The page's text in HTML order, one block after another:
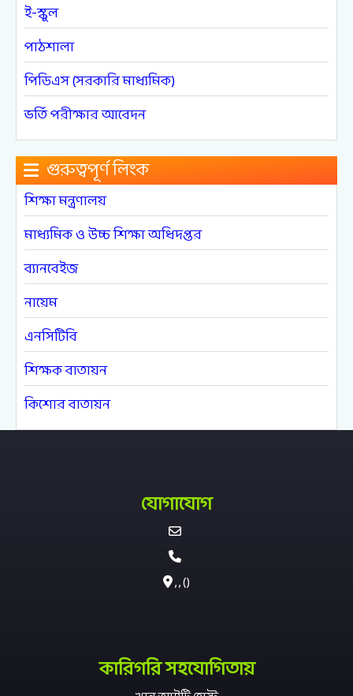
ই-স্কুল
পাঠশালা
পিডিএস (সরকারি মাধ্যমিক)
ভর্তি পরীক্ষার আবেদন
গুরুত্বপূর্ণ লিংক
শিক্ষা মন্ত্রণালয়
মাধ্যমিক ও উচ্চ শিক্ষা অধিদপ্তর
ব্যানবেইজ
নায়েম
এনসিটিবি
শিক্ষক বাতায়ন
কিশোর বাতায়ন
যোগাযোগ
, , ()
কারিগরি সহযোগিতায়